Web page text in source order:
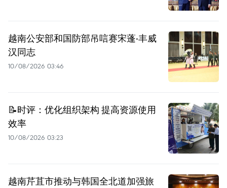
越南公安部和国防部吊唁赛宋蓬·丰威
汉同志
10/08/2026 03:46
📝时评：优化组织架构 提高资源使用
效率
10/08/2026 03:23
越南芹苴市推动与韩国全北道加强旅